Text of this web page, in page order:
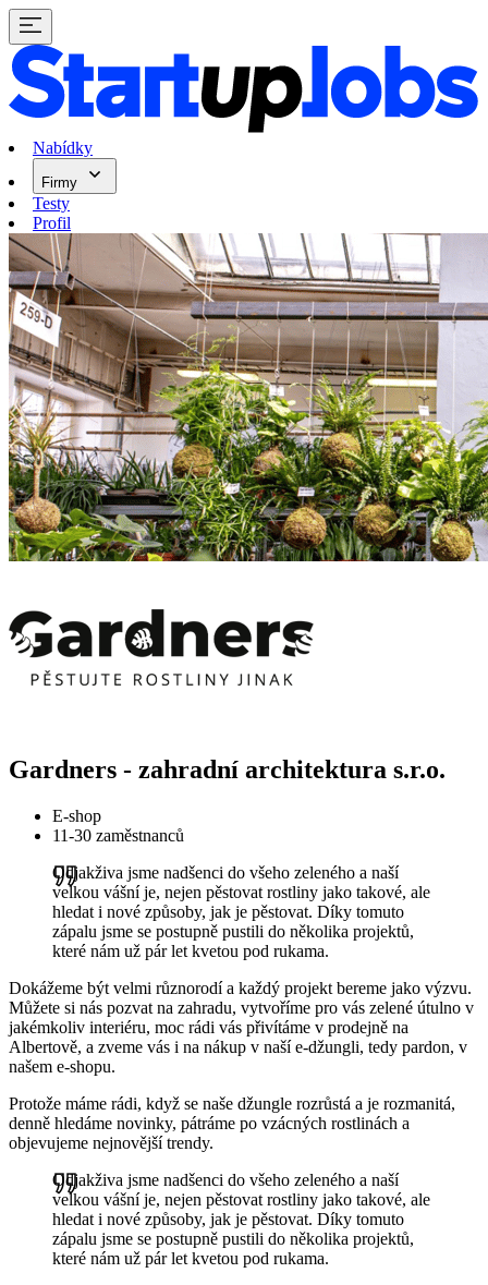
Nabídky
Firmy
Testy
Profil
Gardners - zahradní architektura s.r.o.
E-shop
11-30 zaměstnanců
Odjakživa jsme nadšenci do všeho zeleného a naší
velkou vášní je, nejen pěstovat rostliny jako takové, ale
hledat i nové způsoby, jak je pěstovat. Díky tomuto
zápalu jsme se postupně pustili do několika projektů,
které nám už pár let kvetou pod rukama.
Dokážeme být velmi různorodí a každý projekt bereme jako výzvu.
Můžete si nás pozvat na zahradu, vytvoříme pro vás zelené útulno v
jakémkoliv interiéru, moc rádi vás přivítáme v prodejně na
Albertově, a zveme vás i na nákup v naší e-džungli, tedy pardon, v
našem e-shopu.
Protože máme rádi, když se naše džungle rozrůstá a je rozmanitá,
denně hledáme novinky, pátráme po vzácných rostlinách a
objevujeme nejnovější trendy.
Odjakživa jsme nadšenci do všeho zeleného a naší
velkou vášní je, nejen pěstovat rostliny jako takové, ale
hledat i nové způsoby, jak je pěstovat. Díky tomuto
zápalu jsme se postupně pustili do několika projektů,
které nám už pár let kvetou pod rukama.